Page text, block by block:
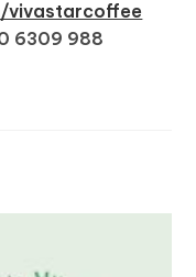
vivastarcoffee
6309 988